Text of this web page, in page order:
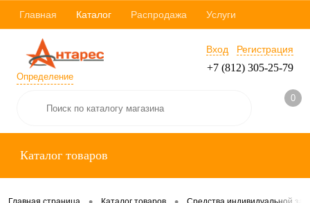
Главная Каталог Распродажа Услуги
Определение
Вход Регистрация
+7 (812) 305-25-79
0
Каталог товаров